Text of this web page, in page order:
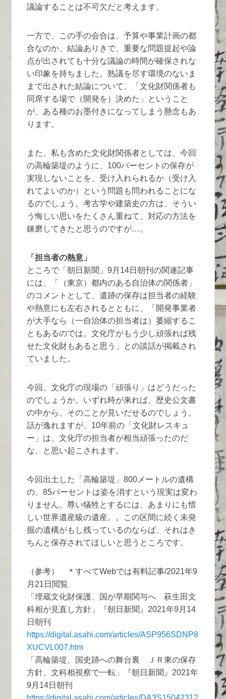
議論することは不可欠だと考えます。
一方で、この手の会合は、予算や事業計画の都
合なのか、結論ありきで、重要な問題提起や論
点が出されても十分な議論の時間が確保されな
い印象を持ちました。熟議を尽す環境のないま
まで出された結論について、「文化財関係者も
同席する場で（開発を）決めた」ということ
が、ある種のお墨付きになってしまう懸念もあ
ります。
また、私も含めた文化財関係者としては、今回
の高輪築堤のように、100パーセントの保存が
実現しないことを、受け入れられるか（受け入
れてよいのか）という問題も問われることにな
るのでしょう。考古学や建築史の方は、そうい
う悔しい思いをたくさん重ねて、対応の方法を
錬磨してきたと思うのですが…。
「担当者の熱意」
ところで「朝日新聞」9月14日朝刊の関連記事
には、「（東京）都内のある自治体の関係者」
のコメントとして、遺跡の保存は担当者の経験
や熱意にも左右されるとともに、「開発事業者
が大手なら（一自治体の担当者は）萎縮するこ
ともあるのでは。文化庁がもう少し頑張れば残
せた文化財もあると思う」との談話が掲載され
ていました。
今回、文化庁の現場の「頑張り」はどうだった
のでしょうか。いずれ時が来れば、歴史公文書
の中から、そのことが見いだせるのでしょう。
話が逸れますが、10年前の「文化財レスキュ
ー」は、文化庁の担当者が相当頑張ったのだ
な、と思い起こされます。
今回出土した「高輪築堤」800メートルの遺構
の、85パーセントは姿を消すという現実は変わ
りません。尊い犠牲とするには、あまりにも惜
しい世界遺産級の遺産。。この区間に続く未発
掘の遺構がもし残っているのならば、それはき
ちんと保存されてほしいと思うところです。
（参考） ＊すべてWebでは有料記事/2021年9
月21日閲覧
「埋蔵文化財保護、国が早期関与へ 萩生田文
科相が見直し方針」『朝日新聞』2021年9月14
日朝刊
https://digital.asahi.com/articles/ASP956SDNP8
XUCVL007.htm
「高輪築堤、国史跡への舞台裏 ＪＲ東の保存
方針、文科相視察で一転」『朝日新聞』2021年
9月14日朝刊